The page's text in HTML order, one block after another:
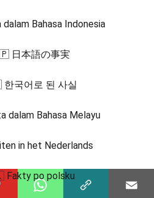
Bahasa Indonesia
日本語の事実
국어로 된 사실
Bahasa Melayu
in het Nederlands
po polsku